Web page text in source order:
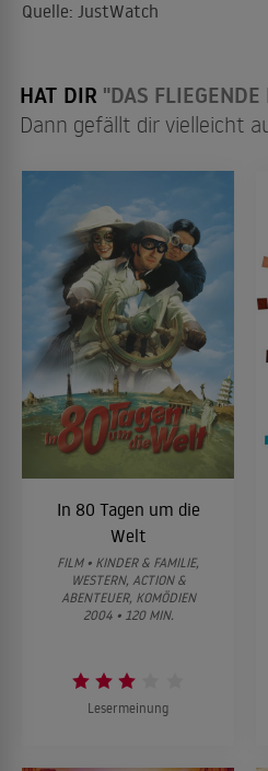
Quelle: JustWatch
HAT DIR "DAS
Dann gefällt dir vielleicht
In 80 Tagen um die
Welt
FILM • KINDER & FAMILIE,
WESTERN, ACTION &
ABENTEUER, KOMÖDIEN
2004 • 120 MIN.
Lesermeinung